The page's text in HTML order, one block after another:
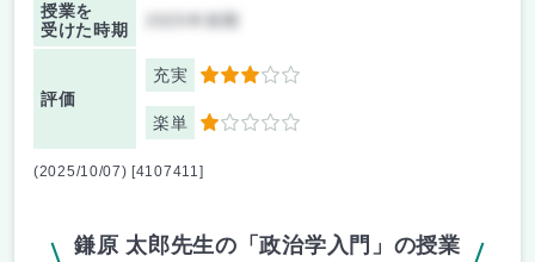
授業を
受けた時期
評価
充実 3
楽単 1
(2025/10/07) [4107411]
鎌原 太郎先生の「政治学入門」の授業